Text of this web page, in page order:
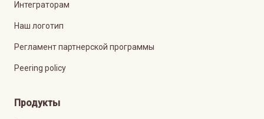
Интеграторам
Наш логотип
Регламент партнерской программы
Peering policy
Продукты